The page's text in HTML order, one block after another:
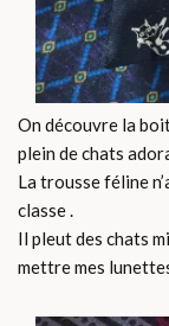
On découvre la
plein de chats
La trousse féline
classe .
Il pleut des chats
mettre mes